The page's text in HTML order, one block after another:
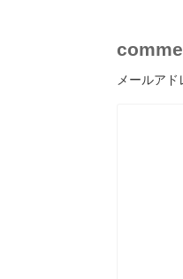
メールア